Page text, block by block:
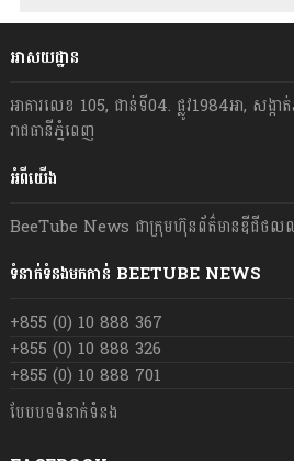
អាសយដ្ឋាន
អាគារលេខ 105, ជាន់ទី04. ផ្លូវ1984អា, សង្ក
រាជធានីភ្នំពេញ
អំពីយើង
BeeTube News ជា​ក្រុមហ៊ុន​ព័ត៌មាន​ឌីជីថល
ទំនាក់ទំនងមកកាន់ BEETUBE NEWS
+855 (0) 10 888 367
+855 (0) 10 888 326
+855 (0) 10 888 701
បែបបទទំនាក់ទំនង